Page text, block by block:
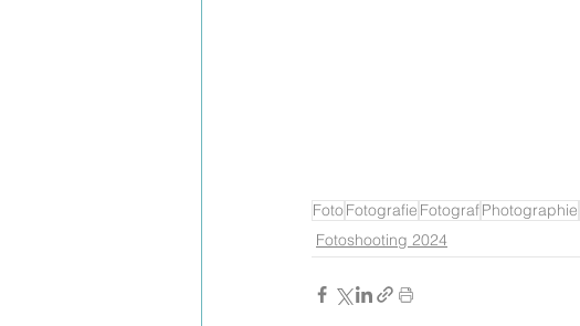
FotoFotografie FotografPhotographie
Fotoshooting 2024